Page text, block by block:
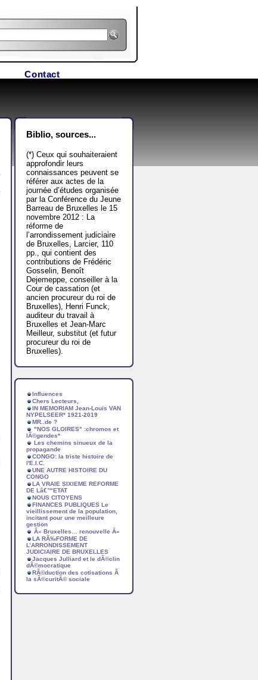
Contact
Biblio, sources...
(*) Ceux qui souhaiteraient
approfondir leurs
connaissances peuvent se
référer aux actes de la
journée d’études organisée
par la Conférence du Jeune
Barreau de Bruxelles le 15
novembre 2012 : La
réforme de
l’arrondissement judiciaire
de Bruxelles, Larcier, 110
pp., qui contient des
contributions de Frédéric
Gosselin, Benoît
Dejemeppe, conseiller à la
Cour de cassation (et
ancien procureur du roi de
Bruxelles), Henri Funck,
auditeur du travail à
Bruxelles et Jean-Marc
Meilleur, substitut (et futur
procureur du roi de
Bruxelles).
Influences
Chers Lecteurs,
IN MEMORIAM Jean-Louis VAN
NYPELSEER* 1921-2019
MR..de ?
"NOS GLOIRES" :chromos et
lÃ©gendes*
Les chemins sinueux de la
propagande
CONGO: la triste histoire de
l'E.I.C.
UNE AUTRE HISTOIRE DU
CONGO
LA VRAIE SIXIEME REFORME
DE Lâ€™ETAT
NOUS CITOYENS
FINANCES PUBLIQUES Le
vieillissement de la population,
incitant pour une meilleure
gestion
Â« Bruxelles… renouvelle Â»
LA RÃ‰FORME DE
L’ARRONDISSEMENT
JUDICIAIRE DE BRUXELLES
Jacques Julliard et le dÃ©clin
dÃ©mocratique
RÃ©duction des cotisations Ã
la sÃ©curitÃ© sociale